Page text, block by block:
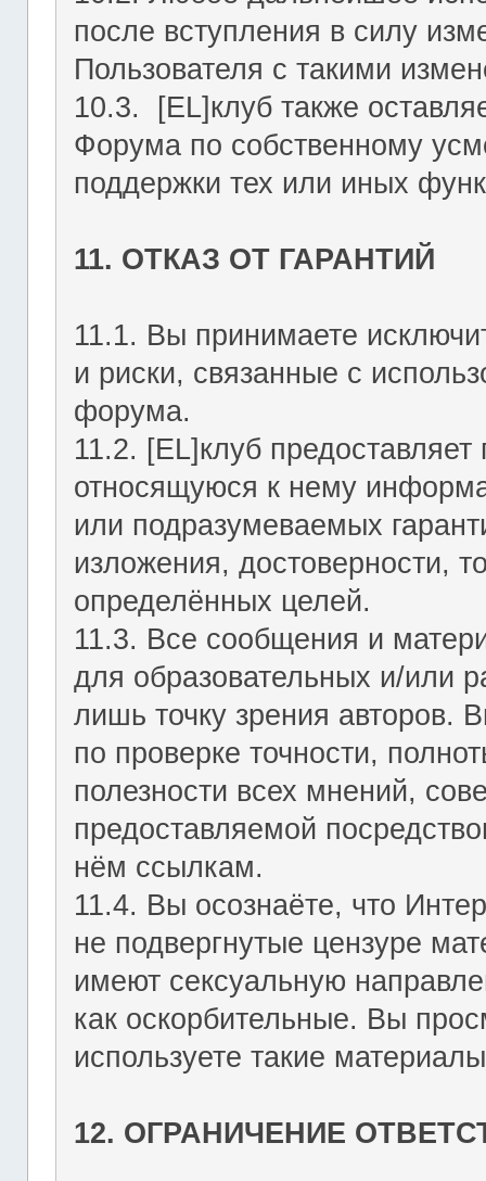
после вступления в силу
Пользователя с такими
10.3. [EL]клуб также
Форума по собственному
поддержки тех или иных
11. ОТКАЗ ОТ ГАРАНТИЙ
11.1. Вы принимаете
и риски, связанные с
форума.
11.2. [EL]клуб
относящуюся к нему
или подразумеваемых
изложения, достоверности,
определённых целей.
11.3. Все сообщения и
для образовательных и/или
лишь точку зрения авторов.
по проверке точности,
полезности всех мнений,
предоставляемой
нём ссылкам.
11.4. Вы осознаёте, что
не подвергнутые цензуре
имеют сексуальную
как оскорбительные. Вы
используете такие
12. ОГРАНИЧЕНИЕ